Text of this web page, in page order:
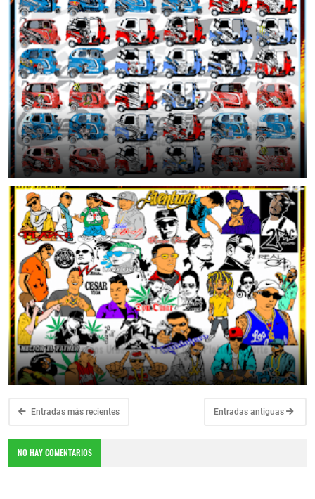
46 Diseños Exclusivos para Mototaxi | Stickers Tuning Listos para
Plotter de Corte
June 25, 2026
🔥 43 Diseños Urbanos en Vector para Plotter de Corte
June 25, 2026
Entradas más recientes Entradas antiguas
NO HAY COMENTARIOS